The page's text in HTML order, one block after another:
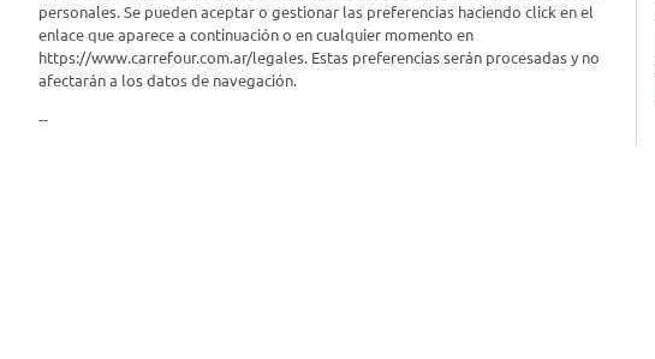
Panel Carrefour
Puntos Verdes
Contacto
personales. Se pueden aceptar o gestionar las preferencias haciendo click en el
enlace que aparece a continuación o en cualquier momento en
https://www.carrefour.com.ar/legales. Estas preferencias serán procesadas y no
afectarán a los datos de navegación.
--